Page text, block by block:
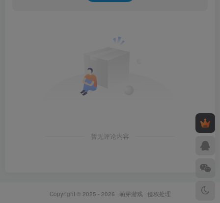
暂无评论内容
Copyright © 2025 - 2026 · 萌芽游戏 · 侵权处理